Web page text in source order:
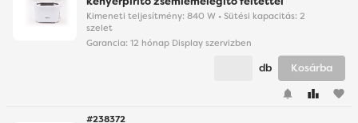
Kimeneti teljesítmény: 840 W • Sütési kapacitás: 2
szelet
Garancia: 12 hónap Display szervizben
favorite
db Kosárba
#238372